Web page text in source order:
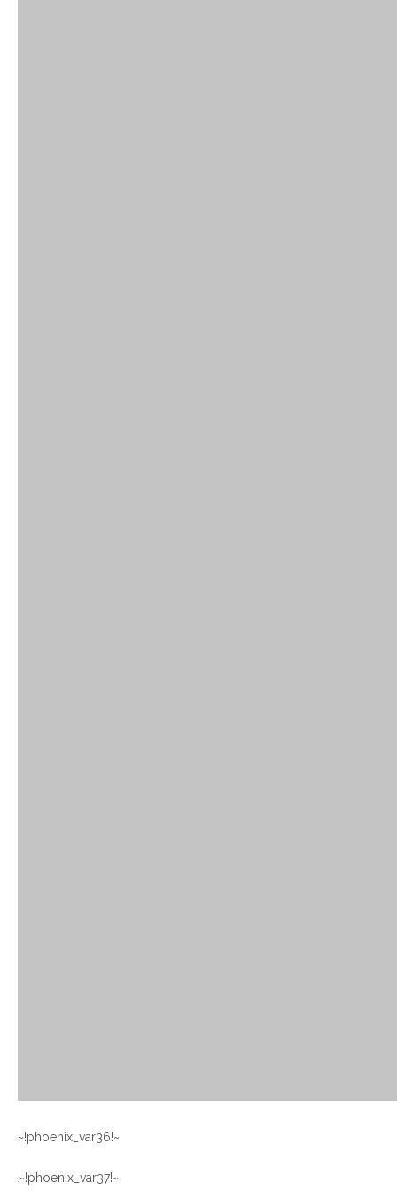
~!phoenix_var36!~
~!phoenix_var37!~